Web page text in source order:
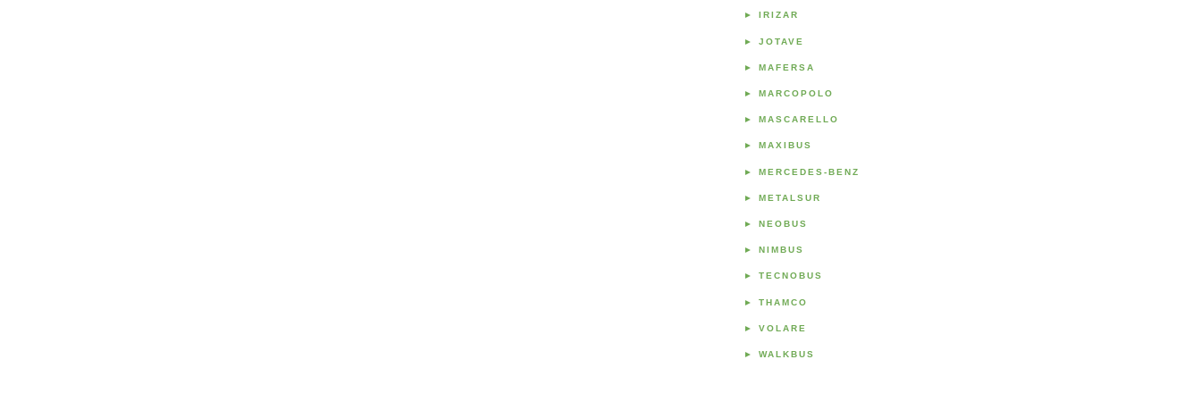
► IRIZAR
► JOTAVE
► MAFERSA
► MARCOPOLO
► MASCARELLO
► MAXIBUS
► MERCEDES-BENZ
► METALSUR
► NEOBUS
► NIMBUS
► TECNOBUS
► THAMCO
► VOLARE
► WALKBUS